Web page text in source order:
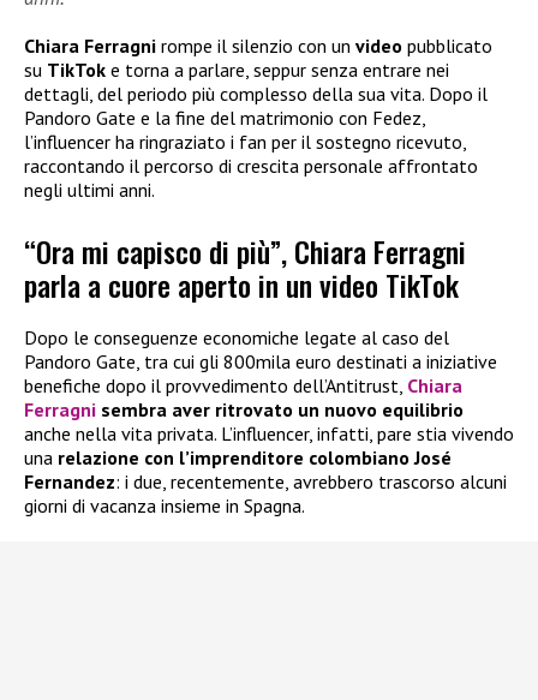
Chiara Ferragni rompe il silenzio con un video pubblicato
su TikTok e torna a parlare, seppur senza entrare nei
dettagli, del periodo più complesso della sua vita. Dopo il
Pandoro Gate e la fine del matrimonio con Fedez,
l’influencer ha ringraziato i fan per il sostegno ricevuto,
raccontando il percorso di crescita personale affrontato
negli ultimi anni.
“Ora mi capisco di più”, Chiara Ferragni
parla a cuore aperto in un video TikTok
Dopo le conseguenze economiche legate al caso del
Pandoro Gate, tra cui gli 800mila euro destinati a iniziative
benefiche dopo il provvedimento dell’Antitrust, Chiara
Ferragni sembra aver ritrovato un nuovo equilibrio
anche nella vita privata. L’influencer, infatti, pare stia vivendo
una relazione con l’imprenditore colombiano José
Fernandez: i due, recentemente, avrebbero trascorso alcuni
giorni di vacanza insieme in Spagna.